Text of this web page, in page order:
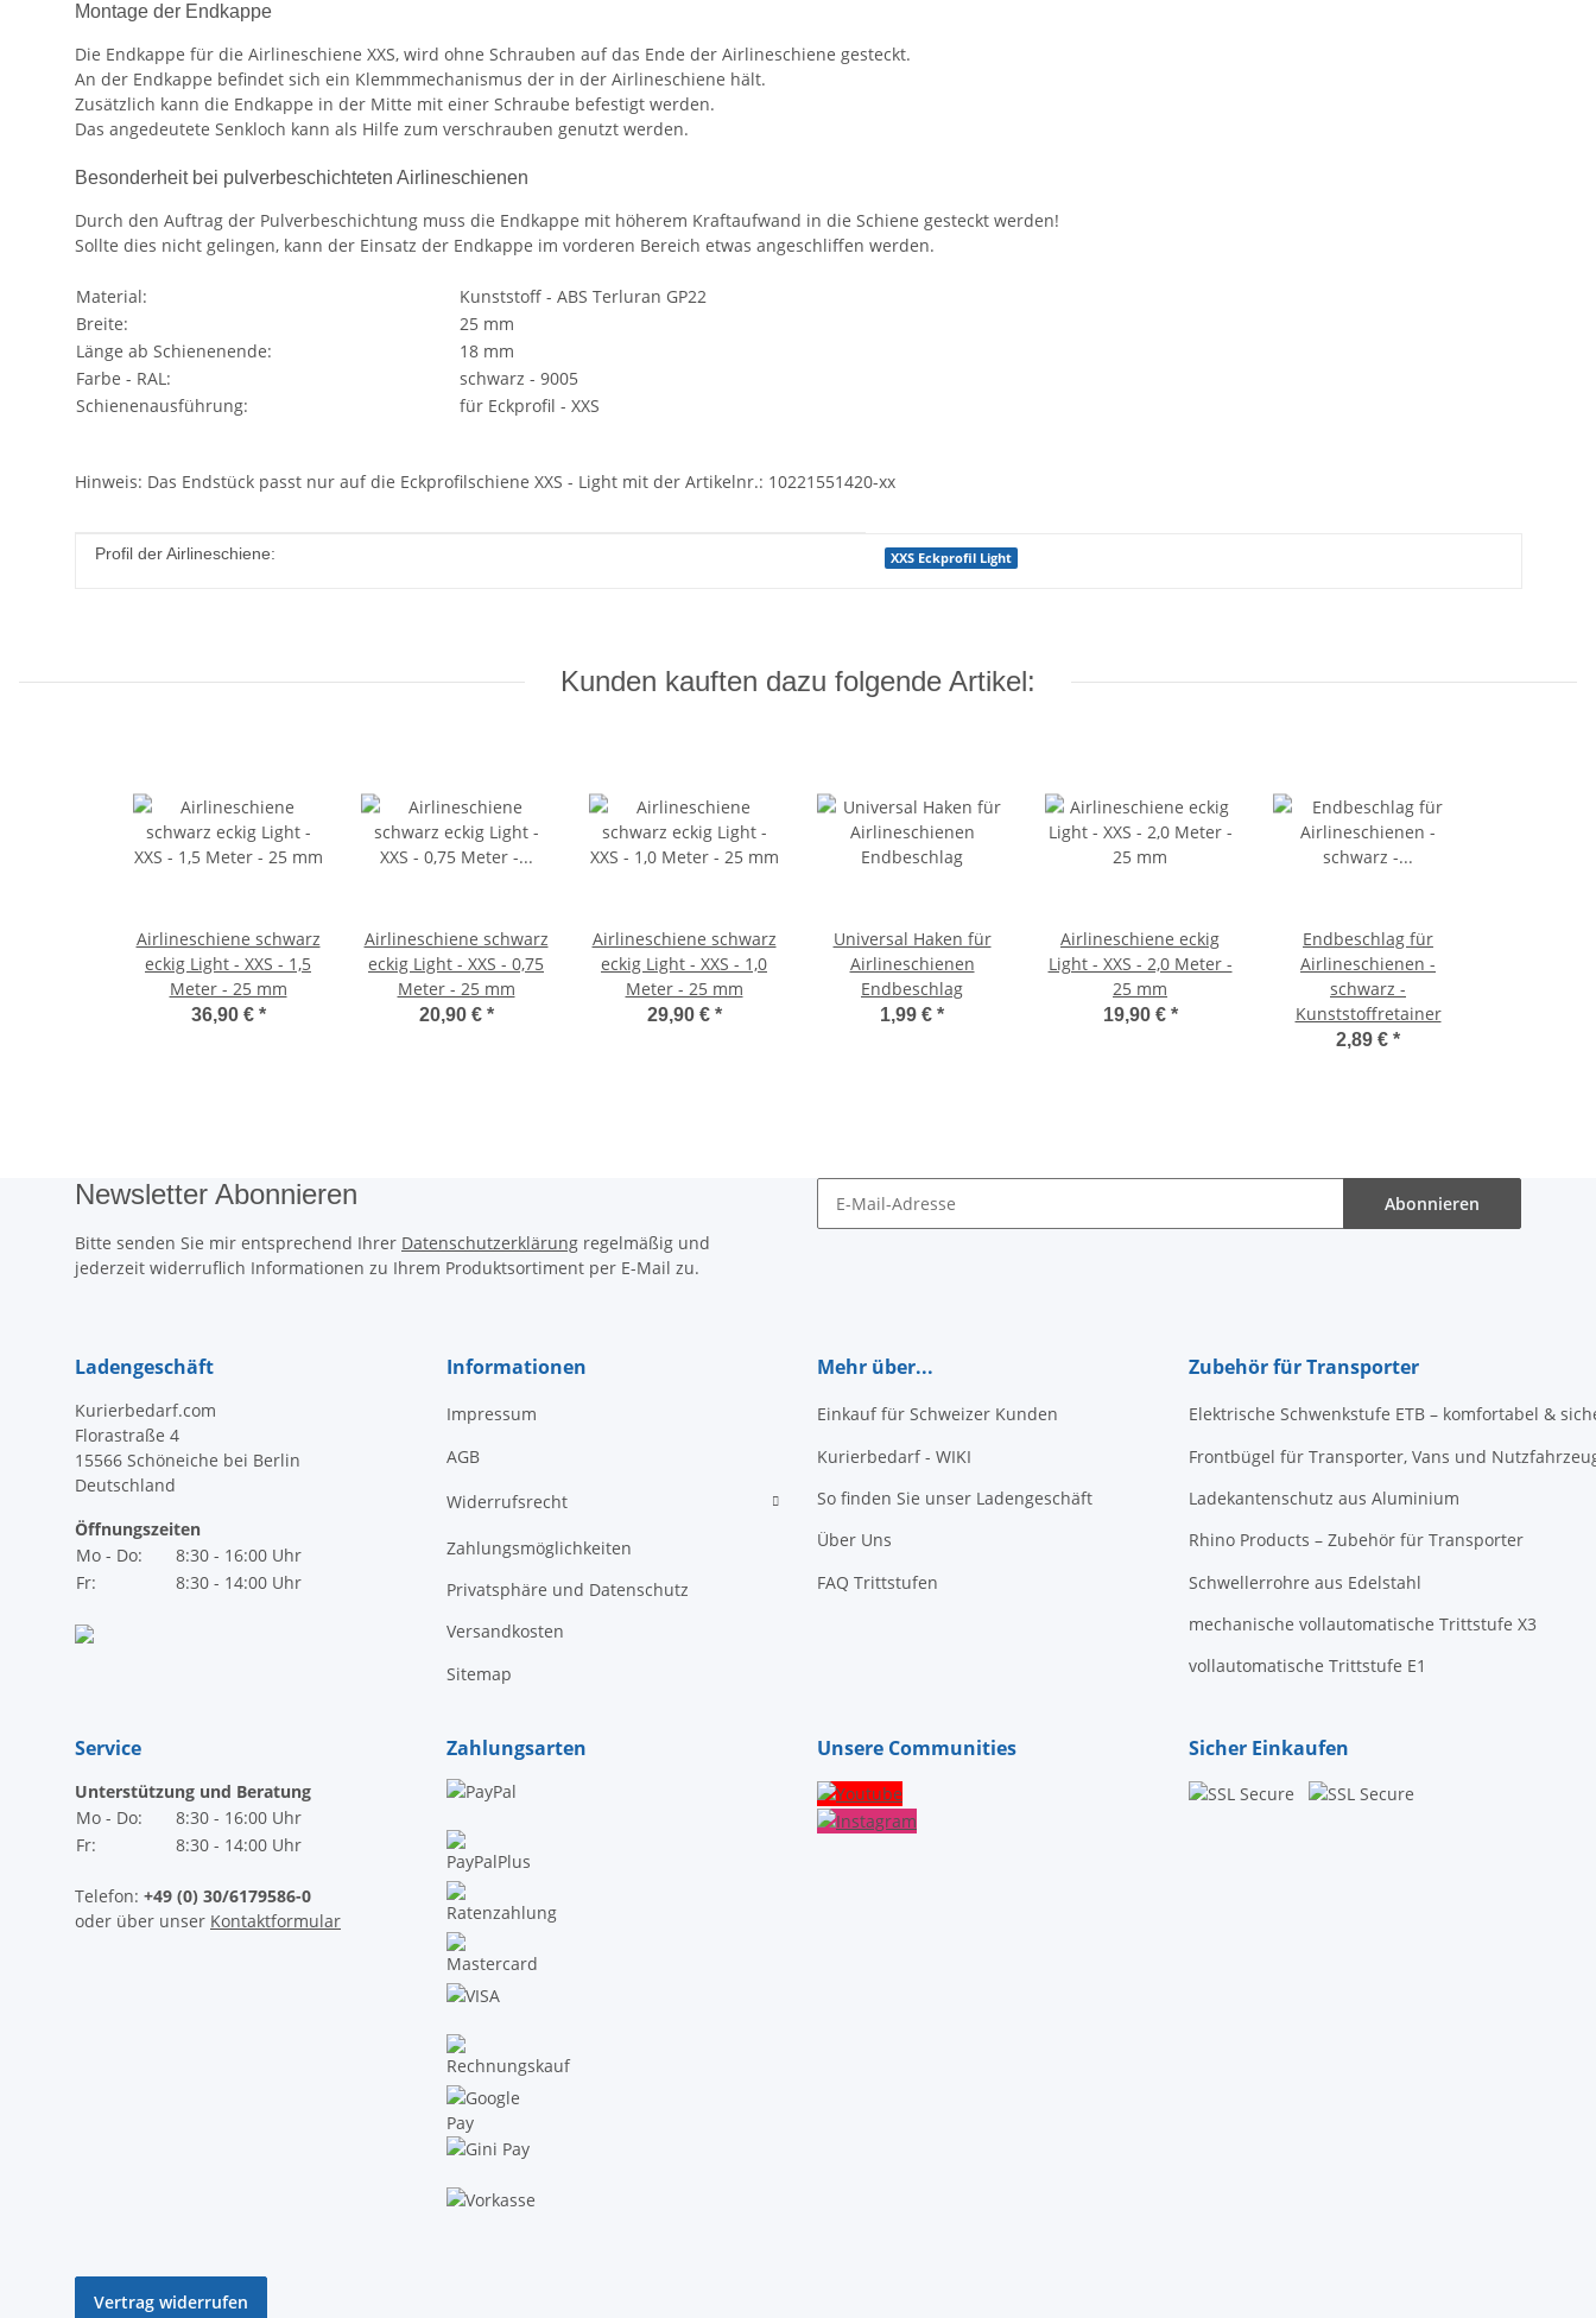
Montage der Endkappe
Die Endkappe für die Airlineschiene XXS, wird ohne Schrauben auf das Ende der Airlineschiene gesteckt.
An der Endkappe befindet sich ein Klemmmechanismus der in der Airlineschiene hält.
Zusätzlich kann die Endkappe in der Mitte mit einer Schraube befestigt werden.
Das angedeutete Senkloch kann als Hilfe zum verschrauben genutzt werden.
Besonderheit bei pulverbeschichteten Airlineschienen
Durch den Auftrag der Pulverbeschichtung muss die Endkappe mit höherem Kraftaufwand in die Schiene gesteckt werden!
Sollte dies nicht gelingen, kann der Einsatz der Endkappe im vorderen Bereich etwas angeschliffen werden.
Material:
Kunststoff - ABS Terluran GP22
Breite:
25 mm
Länge ab Schienenende:
18 mm
Farbe - RAL:
schwarz - 9005
Schienenausführung:
für Eckprofil - XXS
Hinweis: Das Endstück passt nur auf die Eckprofilschiene XXS - Light mit der Artikelnr.: 10221551420-xx
Produkteigenschaft
Wert
Profil der Airlineschiene: XXS Eckprofil Light
Kunden kauften dazu folgende Artikel:
Airlineschiene schwarz
eckig Light - XXS - 1,5
Meter - 25 mm
36,90 € *
Airlineschiene schwarz
eckig Light - XXS - 0,75
Meter - 25 mm
20,90 € *
Airlineschiene schwarz
eckig Light - XXS - 1,0
Meter - 25 mm
29,90 € *
Universal Haken für
Airlineschienen
Endbeschlag
1,99 € *
Airlineschiene eckig
Light - XXS - 2,0 Meter -
25 mm
19,90 € *
Endbeschlag für
Airlineschienen -
schwarz -
Kunststoffretainer
2,89 € *
Newsletter Abonnieren
Bitte senden Sie mir entsprechend Ihrer Datenschutzerklärung regelmäßig und
jederzeit widerruflich Informationen zu Ihrem Produktsortiment per E-Mail zu.
Abonnieren
Ladengeschäft
Kurierbedarf.com
Florastraße 4
15566 Schöneiche bei Berlin
Deutschland
Öffnungszeiten
Mo - Do:
8:30 - 16:00 Uhr
Fr:
8:30 - 14:00 Uhr
Informationen
Impressum
AGB
Widerrufsrecht
Zahlungsmöglichkeiten
Privatsphäre und Datenschutz
Versandkosten
Sitemap
Mehr über...
Einkauf für Schweizer Kunden
Kurierbedarf - WIKI
So finden Sie unser Ladengeschäft
Über Uns
FAQ Trittstufen
Zubehör für Transporter
Elektrische Schwenkstufe ETB – komfortabel &
Frontbügel für Transporter, Vans und
Ladekantenschutz aus Aluminium
Rhino Products – Zubehör für Transporter
Schwellerrohre aus Edelstahl
mechanische vollautomatische Trittstufe X3
vollautomatische Trittstufe E1
Service
Unterstützung und Beratung
Mo - Do:
8:30 - 16:00 Uhr
Fr:
8:30 - 14:00 Uhr
Telefon: +49 (0) 30/6179586-0
oder über unser Kontaktformular
Zahlungsarten Unsere Communities Sicher Einkaufen
Vertrag widerrufen